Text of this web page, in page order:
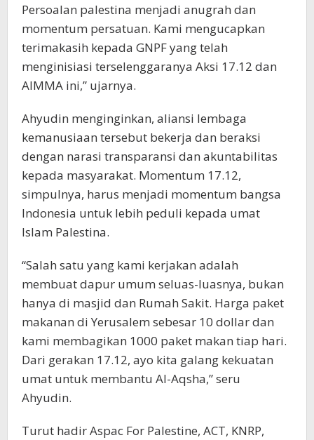
Persoalan palestina menjadi anugrah dan
momentum persatuan. Kami mengucapkan
terimakasih kepada GNPF yang telah
menginisiasi terselenggaranya Aksi 17.12 dan
AIMMA ini,” ujarnya.
Ahyudin menginginkan, aliansi lembaga
kemanusiaan tersebut bekerja dan beraksi
dengan narasi transparansi dan akuntabilitas
kepada masyarakat. Momentum 17.12,
simpulnya, harus menjadi momentum bangsa
Indonesia untuk lebih peduli kepada umat
Islam Palestina.
“Salah satu yang kami kerjakan adalah
membuat dapur umum seluas-luasnya, bukan
hanya di masjid dan Rumah Sakit. Harga paket
makanan di Yerusalem sebesar 10 dollar dan
kami membagikan 1000 paket makan tiap hari.
Dari gerakan 17.12, ayo kita galang kekuatan
umat untuk membantu Al-Aqsha,” seru
Ahyudin.
Turut hadir Aspac For Palestine, ACT, KNRP,